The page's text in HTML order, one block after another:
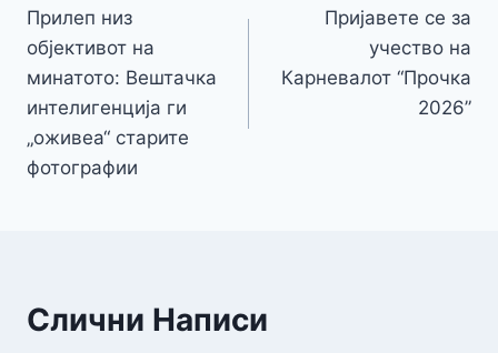
Прилеп низ
објективот на
минатото: Вештачка
интелигенција ги
„оживеа“ старите
фотографии
Пријавете се за
учество на
Карневалот “Прочка
2026”
Слични Написи